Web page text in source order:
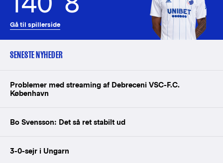
Gå til spillerside
SENESTE NYHEDER
Problemer med streaming af Debreceni VSC-F.C.
København
Bo Svensson: Det så ret stabilt ud
3-0-sejr i Ungarn